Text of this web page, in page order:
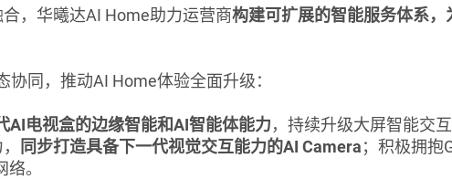
，华曦达AI Home助力运营商构建可扩展的智能服务体系
同，推动AI Home体验全面升级：
AI电视盒的边缘智能和AI智能体能力，持续升级大屏智能交
同步打造具备下一代视觉交互能力的AI Camera；积极拥抱
。